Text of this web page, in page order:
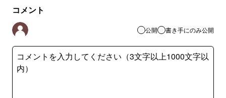
コメント
公開 書き手にのみ公開